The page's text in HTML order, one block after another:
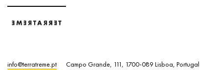
info@terratreme.pt Campo Grande, 111, 1700-089 Lisboa, Portugal